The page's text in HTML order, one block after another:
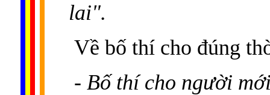
lai".
Về bố thí cho đúng
- Bố thí cho người